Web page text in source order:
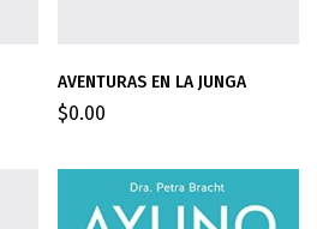
AVENTURAS EN LA JUNGA
$0.00